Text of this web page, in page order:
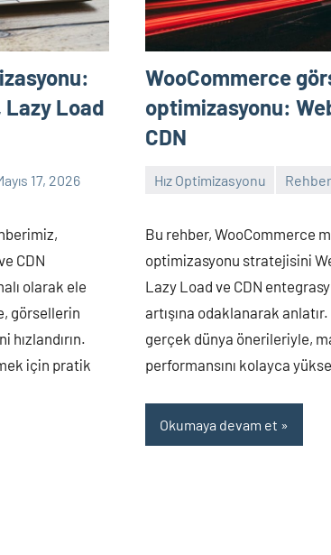
Lazy Load
17, 2026
CDN
olarak ele
görsellerin
için pratik
WooCommerce
optimizasyonu:
CDN
Hız Optimizasyonu
Yorum
Bu rehber, WooCommerce
optimizasyonu stratejisini
Lazy Load ve CDN
artışına odaklanarak
gerçek dünya önerileriyle,
performansını kolayca
Okumaya devam et